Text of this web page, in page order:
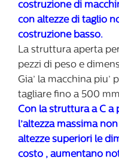
costruzione di
con altezze di taglio
costruzione basso.
La struttura aperta
pezzi di peso e
Gia’ la macchina piu’
tagliare fino a 500
Con la struttura a C a
l’altezza massima
altezze superiori le
costo , aumentano